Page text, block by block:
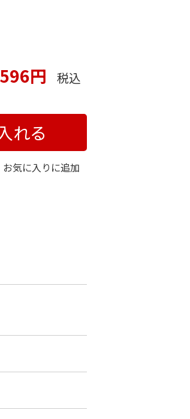
円 税込
れる
お気に入りに追加